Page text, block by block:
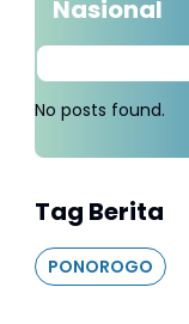
Nasional
No posts found.
Tag Berita
PONOROGO